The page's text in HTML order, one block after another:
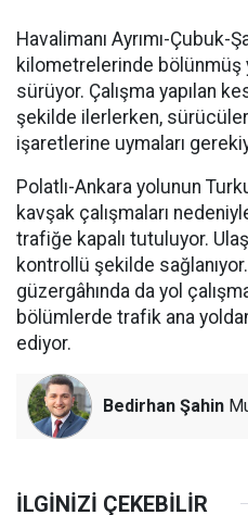
Havalimanı Ayrımı-Çubuk-
kilometrelerinde bölünmüş
sürüyor. Çalışma yapılan
şekilde ilerlerken,
işaretlerine uymaları
Polatlı-Ankara yolunun
kavşak çalışmaları
trafiğe kapalı tutuluyor.
kontrollü şekilde
güzergâhında da yol
bölümlerde trafik ana
ediyor.
Bedirhan Şahin